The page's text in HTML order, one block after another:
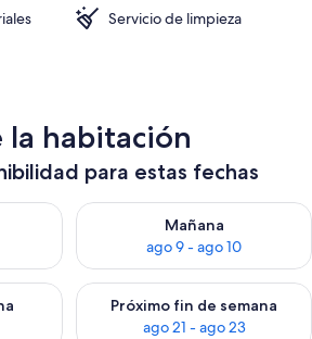
Servicio de limpieza
la habitación
para estas fechas
para esta noche, ago 8 - ago 9
Mañana
ago 9 - ago 10
Consulta la disponibilidad
para este fin de semana, ago 14 -
Próximo fin de semana
ago 21 - ago 23
Consulta la disponibilidad